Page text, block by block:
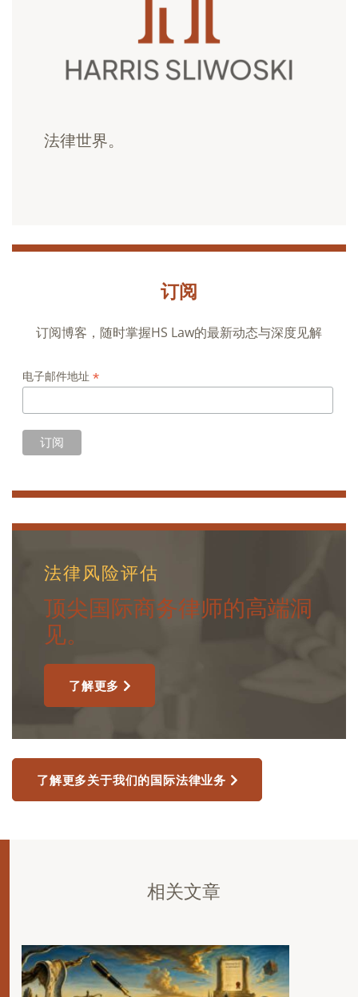
法律世界。
订阅
订阅博客，随时掌握HS Law的最新动态与深度见解
电子邮件地址 *
法律风险评估
顶尖国际商务律师的高端洞
见。
了解更多
了解更多关于我们的国际法律业务
相关文章